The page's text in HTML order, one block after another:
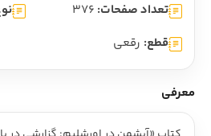
تعداد صفحات: 376
قطع: رقعی
معرفی